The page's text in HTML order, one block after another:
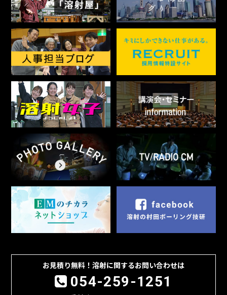
お見積り無料！溶射に関するお問い合わせは
054-259-1251